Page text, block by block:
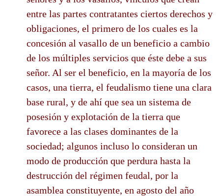
entre las partes contratantes ciertos derechos y
obligaciones, el primero de los cuales es la
concesión al vasallo de un beneficio a cambio
de los múltiples servicios que éste debe a sus
señor. Al ser el beneficio, en la mayoría de los
casos, una tierra, el feudalismo tiene una clara
base rural, y de ahí que sea un sistema de
posesión y explotación de la tierra que
favorece a las clases dominantes de la
sociedad; algunos incluso lo consideran un
modo de producción que perdura hasta la
destrucción del régimen feudal, por la
asamblea constituyente, en agosto del año